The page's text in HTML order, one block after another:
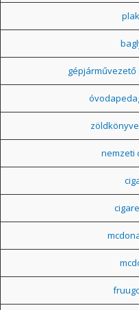
gépjárművezető
nemzeti